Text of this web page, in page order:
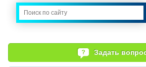
Задать